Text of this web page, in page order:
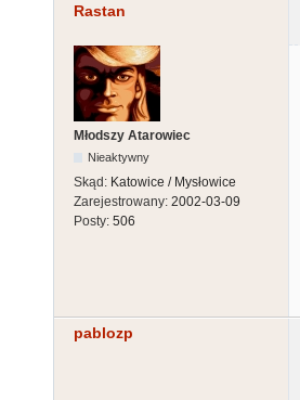
Rastan
Młodszy Atarowiec
Nieaktywny
Skąd: Katowice / Mysłowice
Zarejestrowany: 2002-03-09
Posty: 506
pablozp